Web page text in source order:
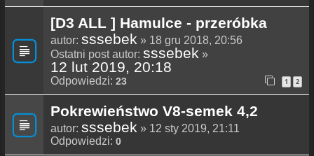
[D3 ALL ] Hamulce - przeróbka
autor: sssebek » 18 gru 2018, 20:56
Ostatni post autor: sssebek »
12 lut 2019, 20:18
Odpowiedzi: 23 1 2
Pokrewieństwo V8-semek 4,2
autor: sssebek » 12 sty 2019, 21:11
Odpowiedzi: 0